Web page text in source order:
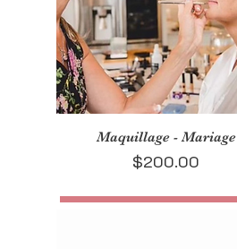
Maquillage - Mariage
Price
$200.00